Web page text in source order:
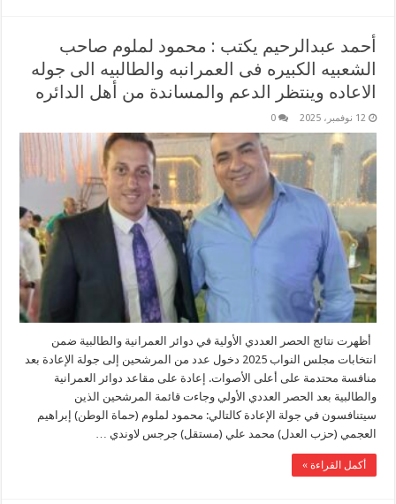
أحمد عبدالرحيم يكتب : محمود لملوم صاحب
الشعبيه الكبيره فى العمرانبه والطالبيه الى جوله
الاعاده وينتظر الدعم والمساندة من أهل الدائره
12 نوفمبر، 2025 0
أظهرت نتائج الحصر العددي الأولية في دوائر العمرانية والطالبية ضمن
انتخابات مجلس النواب 2025 دخول عدد من المرشحين إلى جولة الإعادة بعد
منافسة محتدمة على أعلى الأصوات. إعادة على مقاعد دوائر العمرانية
والطالبية بعد الحصر العددي الأولي وجاءت قائمة المرشحين الذين
سيتنافسون في جولة الإعادة كالتالي: محمود لملوم (حماة الوطن) إبراهيم
العجمي (حزب العدل) محمد علي (مستقل) جرجس لاوندي …
أكمل القراءة »